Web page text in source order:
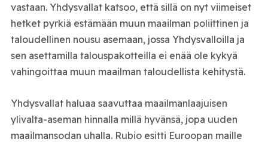
vastaan. Yhdysvallat katsoo, että sillä on nyt viimeiset
hetket pyrkiä estämään muun maailman poliittinen ja
taloudellinen nousu asemaan, jossa Yhdysvalloilla ja
sen asettamilla talouspakotteilla ei enää ole kykyä
vahingoittaa muun maailman taloudellista kehitystä.
Yhdysvallat haluaa saavuttaa maailmanlaajuisen
ylivalta-aseman hinnalla millä hyvänsä, jopa uuden
maailmansodan uhalla. Rubio esitti Euroopan maille